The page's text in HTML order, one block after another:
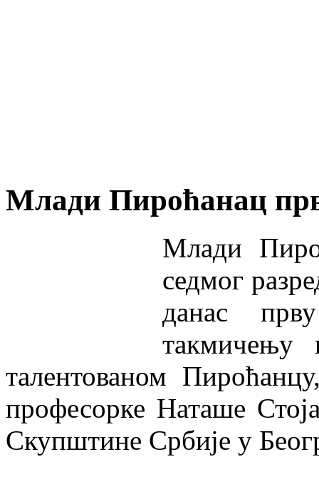
Млади Пироћанац
Млади
седмог
данас
такмичењу
талентованом
професорке Наташе
Скупштине Србије у